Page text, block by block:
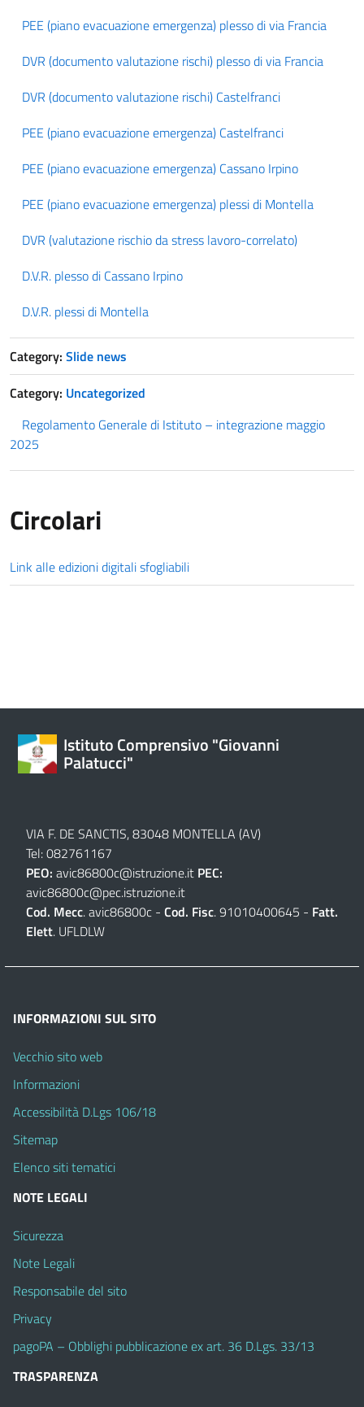
PEE (piano evacuazione emergenza) plesso di via Francia
DVR (documento valutazione rischi) plesso di via Francia
DVR (documento valutazione rischi) Castelfranci
PEE (piano evacuazione emergenza) Castelfranci
PEE (piano evacuazione emergenza) Cassano Irpino
PEE (piano evacuazione emergenza) plessi di Montella
DVR (valutazione rischio da stress lavoro-correlato)
D.V.R. plesso di Cassano Irpino
D.V.R. plessi di Montella
Category: Slide news
Category: Uncategorized
Regolamento Generale di Istituto – integrazione maggio
2025
Circolari
Link alle edizioni digitali sfogliabili
Istituto Comprensivo "Giovanni
Palatucci"
VIA F. DE SANCTIS, 83048 MONTELLA (AV)
Tel: 082761167
PEO: avic86800c@istruzione.it PEC:
avic86800c@pec.istruzione.it
Cod. Mecc. avic86800c - Cod. Fisc. 91010400645 - Fatt.
Elett. UFLDLW
INFORMAZIONI SUL SITO
Vecchio sito web
Informazioni
Accessibilità D.Lgs 106/18
Sitemap
Elenco siti tematici
NOTE LEGALI
Sicurezza
Note Legali
Responsabile del sito
Privacy
pagoPA – Obblighi pubblicazione ex art. 36 D.Lgs. 33/13
TRASPARENZA